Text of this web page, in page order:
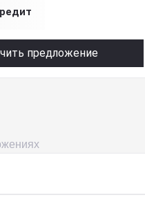
предложение